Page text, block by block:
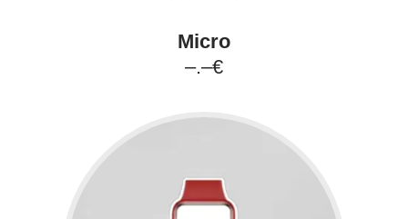
Micro
–.–€